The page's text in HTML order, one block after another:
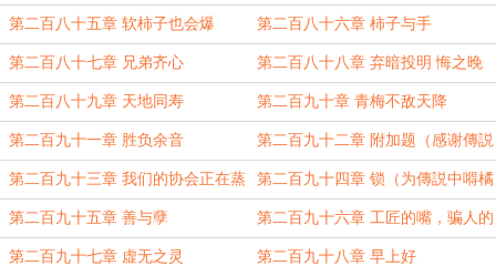
第二百八十五章 软柿子也会爆 第二百八十六章 柿子与手
第二百八十七章 兄弟齐心 第二百八十八章 弃暗投明 悔之晚
矣
第二百八十九章 天地同寿 第二百九十章 青梅不敌天降
第二百九十一章 胜负余音 第二百九十二章 附加题（感谢傳説
中嘚橘喵的白银盟
第二百九十三章 我们的协会正在蒸
蒸日上捏
第二百九十四章 锁（为傳説中嘚橘
喵的白银盟加更
第二百九十五章 善与孽 第二百九十六章 工匠的嘴，骗人的
鬼
第二百九十七章 虚无之灵 第二百九十八章 早上好